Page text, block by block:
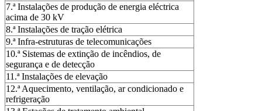
7.ª Instalações de produção de energia eléctrica
acima de 30 kV
8.ª Instalações de tração elétrica
9.ª Infra-estruturas de telecomunicações
10.ª Sistemas de extinção de incêndios, de
segurança e de detecção
11.ª Instalações de elevação
12.ª Aquecimento, ventilação, ar condicionado e
refrigeração